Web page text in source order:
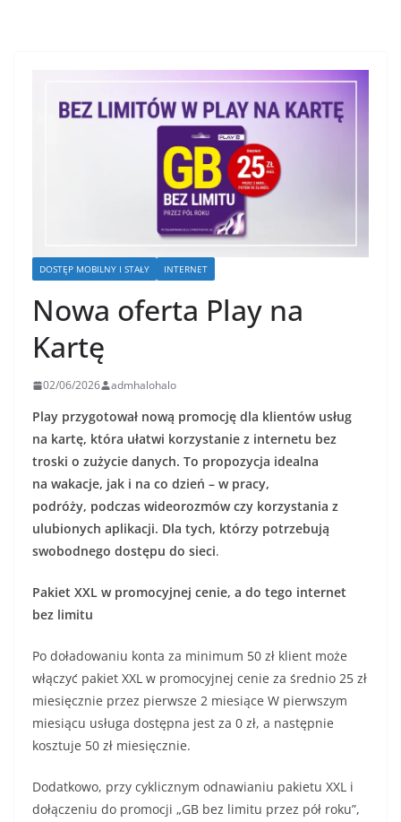
DOSTĘP MOBILNY I STAŁY INTERNET
Nowa oferta Play na
Kartę
02/06/2026 admhalohalo
Play przygotował nową promocję dla klientów usług
na kartę, która ułatwi korzystanie z internetu bez
troski o zużycie danych. To propozycja idealna
na wakacje, jak i na co dzień – w pracy,
podróży, podczas wideorozmów czy korzystania z
ulubionych aplikacji. Dla tych, którzy potrzebują
swobodnego dostępu do sieci.
Pakiet XXL w promocyjnej cenie, a do tego internet
bez limitu
Po doładowaniu konta za minimum 50 zł klient może
włączyć pakiet XXL w promocyjnej cenie za średnio 25 zł
miesięcznie przez pierwsze 2 miesiące W pierwszym
miesiącu usługa dostępna jest za 0 zł, a następnie
kosztuje 50 zł miesięcznie.
Dodatkowo, przy cyklicznym odnawianiu pakietu XXL i
dołączeniu do promocji „GB bez limitu przez pół roku”,